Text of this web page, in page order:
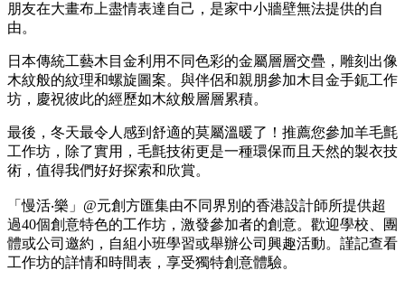
朋友在大畫布上盡情表達自己，是家中小牆壁無法提供的自
由。
日本傳統工藝木目金利用不同色彩的金屬層層交疊，雕刻出像
木紋般的紋理和螺旋圖案。與伴侶和親朋參加木目金手鈪工作
坊，慶祝彼此的經歷如木紋般層層累積。
最後，冬天最令人感到舒適的莫屬溫暖了！推薦您參加羊毛氈
工作坊，除了實用，毛氈技術更是一種環保而且天然的製衣技
術，值得我們好好探索和欣賞。
「慢活‧樂」@元創方匯集由不同界別的香港設計師所提供超
過40個創意特色的工作坊，激發參加者的創意。歡迎學校、團
體或公司邀約，自組小班學習或舉辦公司興趣活動。謹記查看
工作坊的詳情和時間表，享受獨特創意體驗。